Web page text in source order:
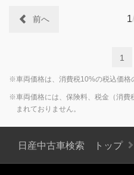
1/
前へ
1
※車両価格は、消費税10%の税込価格
※車両価格には、保険料、税金（消費
まれておりません。
日産中古車検索 トップ